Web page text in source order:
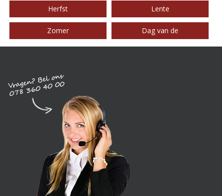
Herfst Lente
Zomer Dag van de